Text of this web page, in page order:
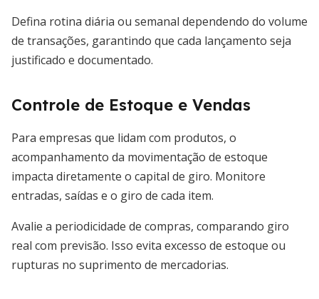
Defina rotina diária ou semanal dependendo do volume
de transações, garantindo que cada lançamento seja
justificado e documentado.
Controle de Estoque e Vendas
Para empresas que lidam com produtos, o
acompanhamento da movimentação de estoque
impacta diretamente o capital de giro. Monitore
entradas, saídas e o giro de cada item.
Avalie a periodicidade de compras, comparando giro
real com previsão. Isso evita excesso de estoque ou
rupturas no suprimento de mercadorias.